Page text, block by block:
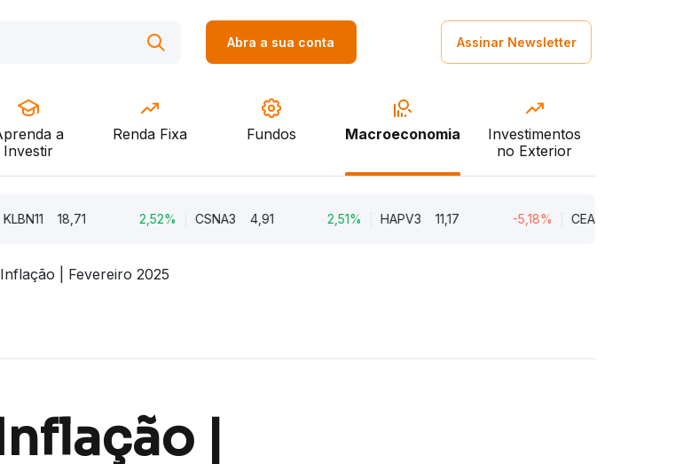
Abra a sua conta Assinar Newsletter
a
Investir
Renda Fixa Fundos Macroeconomia
Investimentos
no Exterior
18,71 CSNA3 4,91 HAPV3 11,17 CEAB3 9,34
| Fevereiro 2025
|